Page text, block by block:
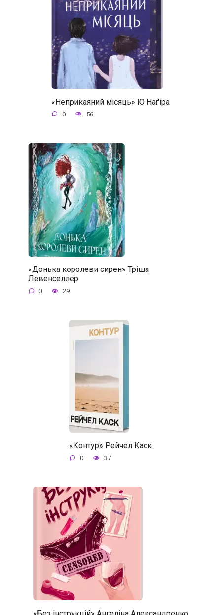
«Неприкаяний місяць» Ю Наґіра
0 56
«Донька королеви сирен» Тріша
Левенселлер
0 29
«Контур» Рейчел Каск
0 37
«Без інструкцій» Ангеліна Александренко